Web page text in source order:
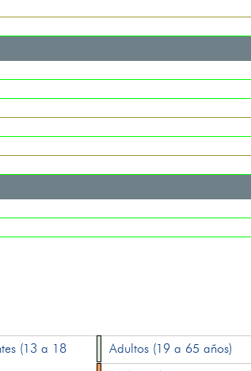
(13 a 18
Adultos (19 a 65 años)